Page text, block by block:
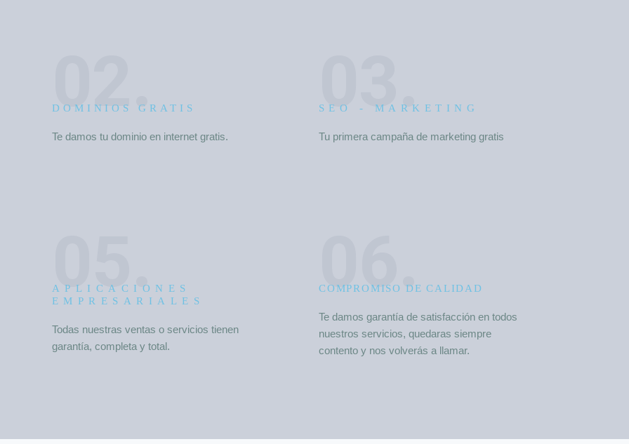
02.
DOMINIOS GRATIS
Te damos tu dominio en internet gratis.
03.
SEO - MARKETING
Tu primera campaña de marketing gratis
05.
APLICACIONES
EMPRESARIALES
Todas nuestras ventas o servicios tienen
garantía, completa y total.
06.
COMPROMISO DE CALIDAD
Te damos garantía de satisfacción en todos
nuestros servicios, quedaras siempre
contento y nos volverás a llamar.